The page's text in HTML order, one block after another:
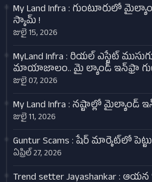
My Land Infra : గుంటూరులో
స్కామ్ !
జులై 15, 2026
MyLand Infra : రియల్ ఎస్టేట్
మాయాజాలం.. మై ల్యాండ్ ఇన్‌ఫ్రా
జులై 07, 2026
My Land Infra : నష్టాల్లో మైల్యాండ్
జులై 11, 2026
Guntur Scams : షేర్ మార్కెట్‌లో
ఏప్రిల్ 27, 2026
Trend setter Jayashankar :